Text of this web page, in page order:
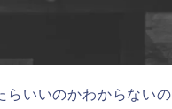
らいいのかわからないの